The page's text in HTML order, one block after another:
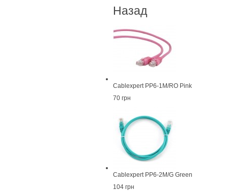
Назад
Cablexpert PP6-1M/RO Pink
70 грн
Cablexpert PP6-2M/G Green
104 грн